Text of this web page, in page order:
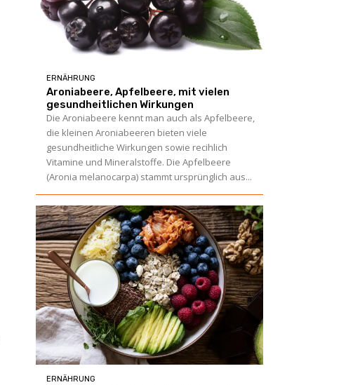
ERNÄHRUNG
Aroniabeere, Apfelbeere, mit vielen
gesundheitlichen Wirkungen
Die Aroniabeere kennt man auch als Apfelbeere,
die kleinen Aroniabeeren bieten viele
gesundheitliche Wirkungen sowie recihlich
Vitamine und Mineralstoffe. Die Apfelbeere
(Aronia melanocarpa) stammt ursprünglich aus...
ERNÄHRUNG